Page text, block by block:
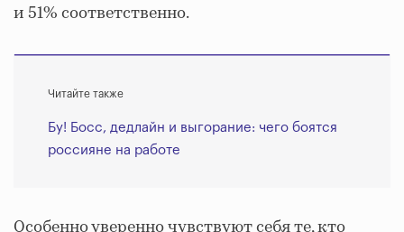
и 51% соответственно.
Читайте также
Бу! Босс, дедлайн и выгорание: чего боятся
россияне на работе
Особенно уверенно чувствуют себя те, кто